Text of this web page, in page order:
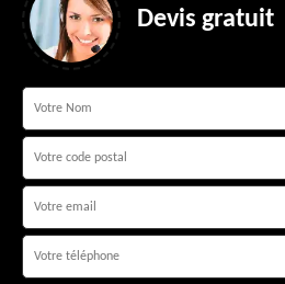
Devis gratuit